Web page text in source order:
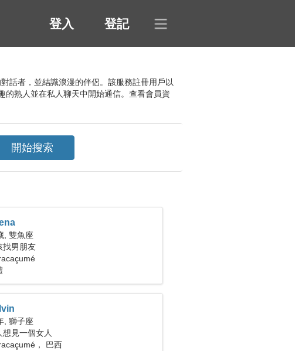
登入 登記
話者，並結識浪漫的伴侶。該服務註冊用戶以
的熟人並在私人聊天中開始通信。查看會員資
, 雙魚座
找男朋友
, 獅子座
想見一個女人
， 巴西